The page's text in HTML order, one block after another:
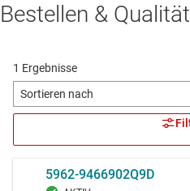
Bestellen & Qualität